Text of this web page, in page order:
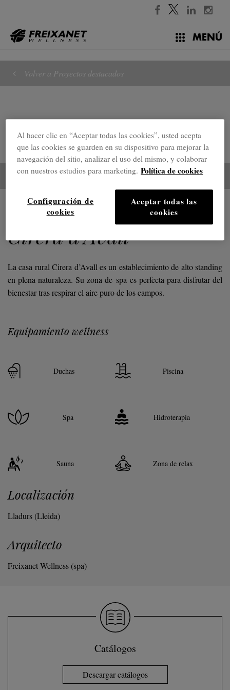
MENÚ
Volver a Proyectos destacados
Proyectos destacados
Cirera d’Avall
La casa rural Cirera d’Avall es un establecimiento de alto standing
en plena naturaleza. Su zona de spa es perfecta para disfrutar del
bienestar tras respirar el aire puro de los campos.
Equipamiento wellness
Duchas Piscina
Spa Hidroterapia
Sauna Zona de relax
Localización
Lladurs (Lleida)
Arquitecto
Freixanet Wellness (spa)
Catálogos
Descargar catálogos
Al hacer clic en “Aceptar todas las cookies”, usted acepta
que las cookies se guarden en su dispositivo para mejorar la
navegación del sitio, analizar el uso del mismo, y colaborar
con nuestros estudios para marketing. Política de cookies
Aceptar todas las
cookies
Configuración de
cookies